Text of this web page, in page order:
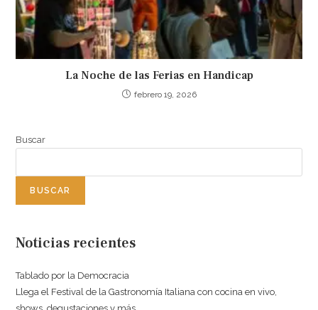
La Noche de las Ferias en Handicap
febrero 19, 2026
Buscar
BUSCAR
Noticias recientes
Tablado por la Democracia
Llega el Festival de la Gastronomía Italiana con cocina en vivo,